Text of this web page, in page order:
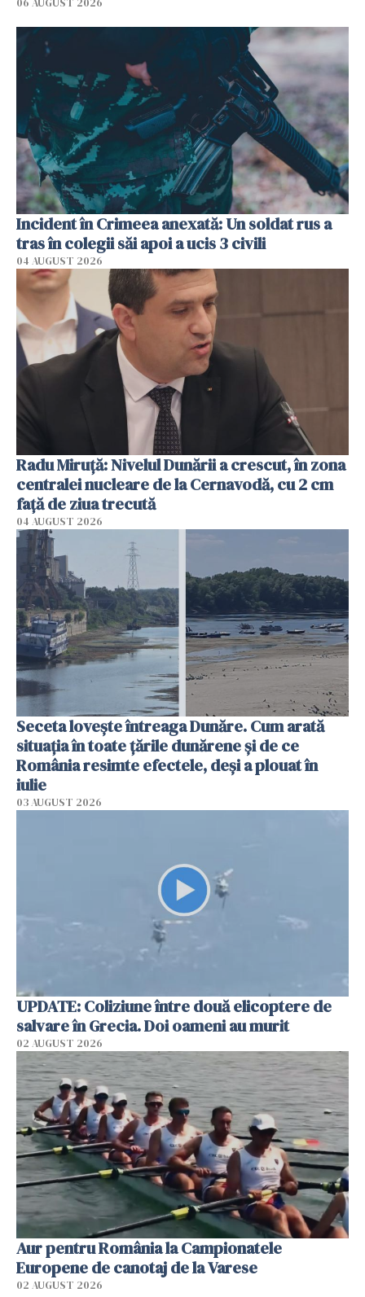
06 AUGUST 2026
Incident în Crimeea anexată: Un soldat rus a
tras în colegii săi apoi a ucis 3 civili
04 AUGUST 2026
Radu Miruţă: Nivelul Dunării a crescut, în zona
centralei nucleare de la Cernavodă, cu 2 cm
faţă de ziua trecută
04 AUGUST 2026
Seceta lovește întreaga Dunăre. Cum arată
situația în toate țările dunărene și de ce
România resimte efectele, deși a plouat în
iulie
03 AUGUST 2026
UPDATE: Coliziune între două elicoptere de
salvare în Grecia. Doi oameni au murit
02 AUGUST 2026
Aur pentru România la Campionatele
Europene de canotaj de la Varese
02 AUGUST 2026